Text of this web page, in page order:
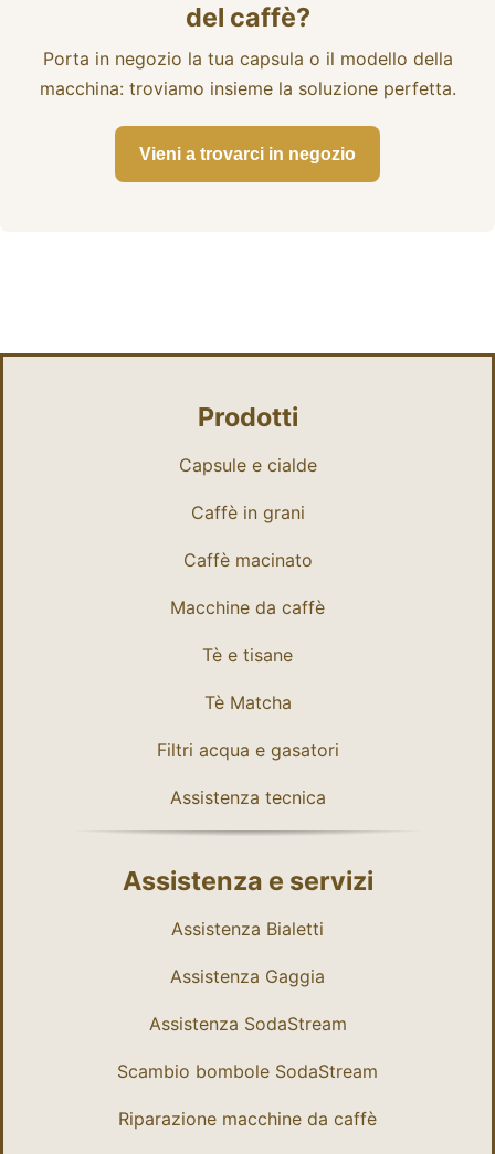
del caffè?
Porta in negozio la tua capsula o il modello della
macchina: troviamo insieme la soluzione perfetta.
Vieni a trovarci in negozio
Prodotti
Capsule e cialde
Caffè in grani
Caffè macinato
Macchine da caffè
Tè e tisane
Tè Matcha
Filtri acqua e gasatori
Assistenza tecnica
Assistenza e servizi
Assistenza Bialetti
Assistenza Gaggia
Assistenza SodaStream
Scambio bombole SodaStream
Riparazione macchine da caffè